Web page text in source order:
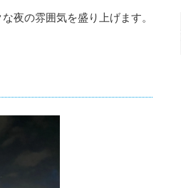
夜の雰囲気を盛り上げます。